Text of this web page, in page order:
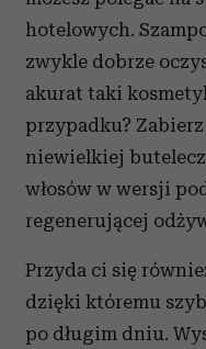
hotelowych.
zwykle dobrze
akurat taki
przypadku?
niewielkiej
włosów w wersji
regenerującej
Przyda ci się
dzięki któremu
po długim dniu.